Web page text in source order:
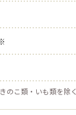
のこ類・いも類を除く